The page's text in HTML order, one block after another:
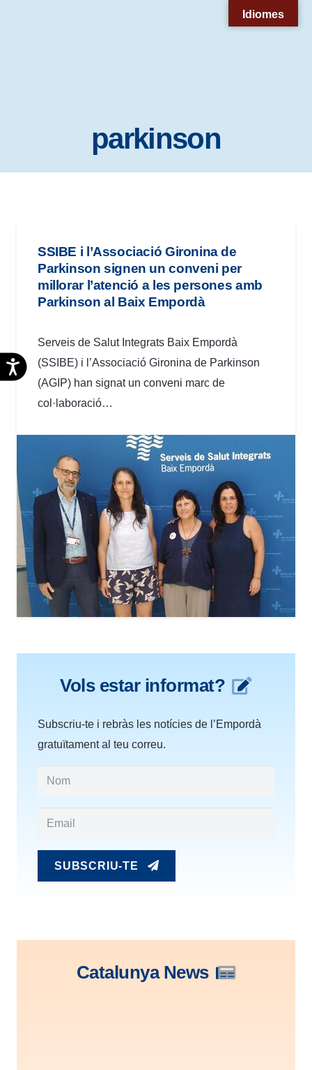
accesibilidad.
Accesibilidad
parkinson
SSIBE i l’Associació Gironina de
Parkinson signen un conveni per
millorar l’atenció a les persones amb
Parkinson al Baix Empordà
Serveis de Salut Integrats Baix Empordà
(SSIBE) i l’Associació Gironina de Parkinson
(AGIP) han signat un conveni marc de
col·laboració…
Vols estar informat?
Subscriu-te i rebràs les notícies de l’Empordà
gratuïtament al teu correu.
SUBSCRIU-TE
Catalunya News
Idiomes